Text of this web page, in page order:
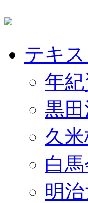
テキス
年
黒
久
白
明